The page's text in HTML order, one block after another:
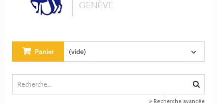
Panier (vide)
Recherche avancée